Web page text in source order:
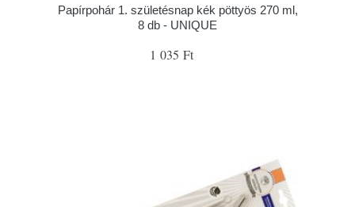
Papírpohár 1. születésnap kék pöttyös 270 ml,
8 db - UNIQUE
1 035 Ft